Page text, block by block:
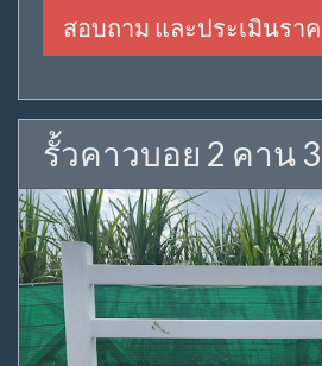
สอบถาม และประเมินรา
รั้วคาวบอย 2 คาน